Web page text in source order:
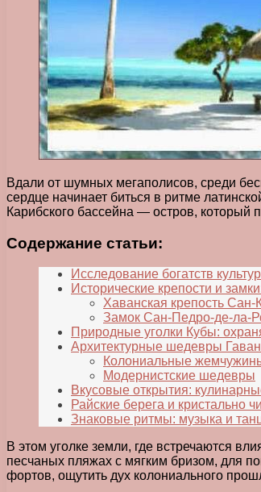
Вдали от шумных мегаполисов, среди
сердце начинает биться в ритме
Карибского бассейна — остров, который
Содержание статьи:
Исследование богатств
Исторические крепости и
Хаванская крепость Сан-
Замок Сан-Педро-де-ла-
Природные уголки Кубы:
Архитектурные шедевры
Колониальные
Модернистские шедевры
Вкусовые открытия:
Райские берега и кристально
Знаковые ритмы: музыка и
В этом уголке земли, где встречаются
песчаных пляжах с мягким бризом, для
фортов, ощутить дух колониального